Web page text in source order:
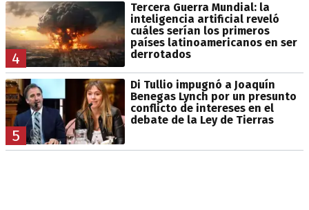
4
Tercera Guerra Mundial: la
inteligencia artificial reveló
cuáles serían los primeros
países latinoamericanos en ser
derrotados
5
Di Tullio impugnó a Joaquín
Benegas Lynch por un presunto
conflicto de intereses en el
debate de la Ley de Tierras